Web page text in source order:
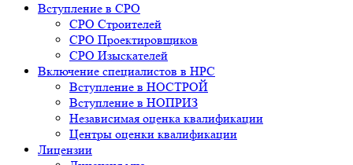
Вступление в СРО
СРО Строителей
СРО Проектировщиков
СРО Изыскателей
Включение специалистов в НРС
Вступление в НОСТРОЙ
Вступление в НОПРИЗ
Независимая оценка квалификации
Центры оценки квалификации
Лицензии